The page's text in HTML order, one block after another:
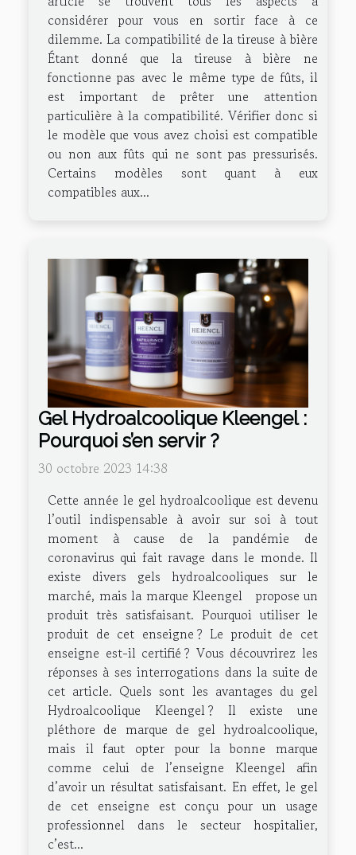
considérer pour vous en sortir face à ce
dilemme. La compatibilité de la tireuse à bière
Étant donné que la tireuse à bière ne
fonctionne pas avec le même type de fûts, il
est important de prêter une attention
particulière à la compatibilité. Vérifier donc si
le modèle que vous avez choisi est compatible
ou non aux fûts qui ne sont pas pressurisés.
Certains modèles sont quant à eux
compatibles aux...
Gel Hydroalcoolique Kleengel :
Pourquoi s’en servir ?
30 octobre 2023 14:38
Cette année le gel hydroalcoolique est devenu
l’outil indispensable à avoir sur soi à tout
moment à cause de la pandémie de
coronavirus qui fait ravage dans le monde. Il
existe divers gels hydroalcooliques sur le
marché, mais la marque Kleengel propose un
produit très satisfaisant. Pourquoi utiliser le
produit de cet enseigne ? Le produit de cet
enseigne est-il certifié ? Vous découvrirez les
réponses à ses interrogations dans la suite de
cet article. Quels sont les avantages du gel
Hydroalcoolique Kleengel ? Il existe une
pléthore de marque de gel hydroalcoolique,
mais il faut opter pour la bonne marque
comme celui de l’enseigne Kleengel afin
d’avoir un résultat satisfaisant. En effet, le gel
de cet enseigne est conçu pour un usage
professionnel dans le secteur hospitalier,
c’est...